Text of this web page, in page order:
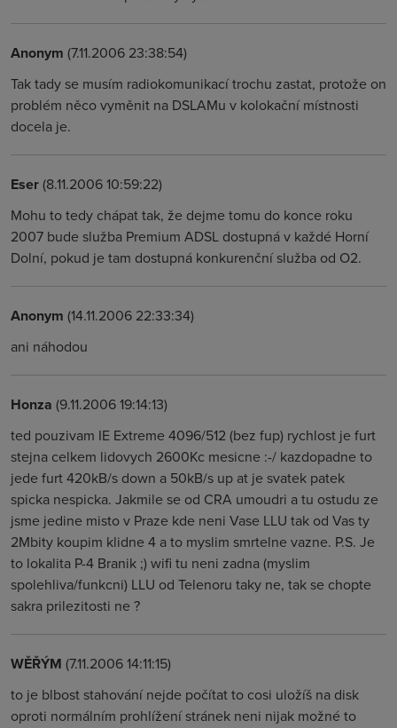
Anonym (7.11.2006 23:38:54)
Tak tady se musím radiokomunikací trochu zastat, protože on
problém něco vyměnit na DSLAMu v kolokační místnosti
docela je.
Eser(8.11.2006 10:59:22)
Mohu to tedy chápat tak, že dejme tomu do konce roku
2007 bude služba Premium ADSL dostupná v každé Horní
Dolní, pokud je tam dostupná konkurenční služba od O2.
Anonym (14.11.2006 22:33:34)
ani náhodou
Honza (9.11.2006 19:14:13)
ted pouzivam IE Extreme 4096/512 (bez fup) rychlost je furt
stejna celkem lidovych 2600Kc mesicne :-/ kazdopadne to
jede furt 420kB/s down a 50kB/s up at je svatek patek
spicka nespicka. Jakmile se od CRA umoudri a tu ostudu ze
jsme jedine misto v Praze kde neni Vase LLU tak od Vas ty
2Mbity koupim klidne 4 a to myslim smrtelne vazne. P.S. Je
to lokalita P-4 Branik ;) wifi tu neni zadna (myslim
spolehliva/funkcni) LLU od Telenoru taky ne, tak se chopte
sakra prilezitosti ne ?
WĚŘÝM (7.11.2006 14:11:15)
to je blbost stahování nejde počítat to cosi uložíš na disk
oproti normálním prohlížení stránek neni nijak možné to